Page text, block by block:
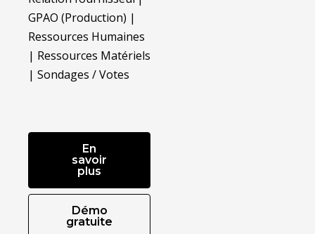
GPAO (Production) |
Ressources Humaines
| Ressources Matériels
| Sondages / Votes
En
savoir
plus
Démo
gratuite